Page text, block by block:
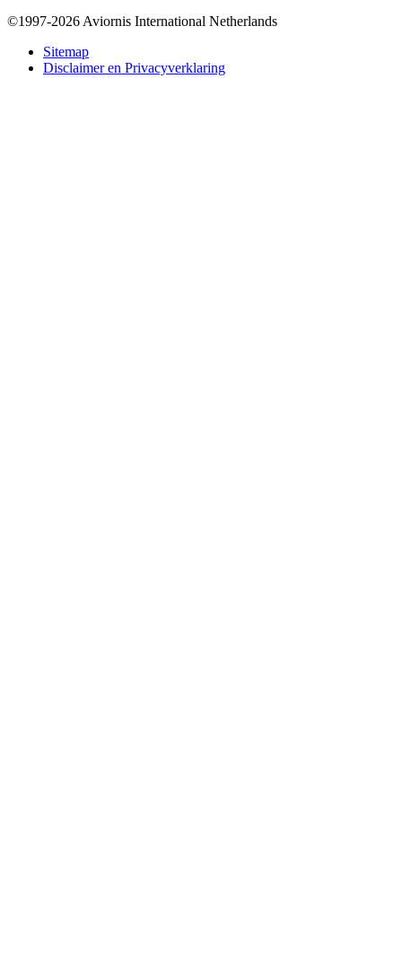
Bottom
©1997-2026 Aviornis International Netherlands
Sitemap
Disclaimer en Privacyverklaring